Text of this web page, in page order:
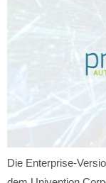
Die Enterprise-